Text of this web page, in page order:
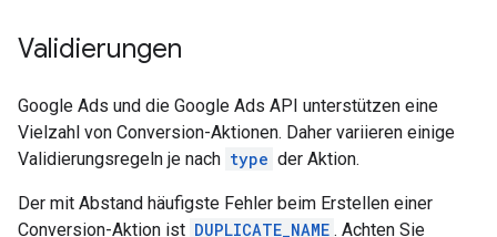
Validierungen
Google Ads und die Google Ads API unterstützen eine
Vielzahl von Conversion-Aktionen. Daher variieren einige
Validierungsregeln je nach type der Aktion.
Der mit Abstand häufigste Fehler beim Erstellen einer
Conversion-Aktion ist DUPLICATE_NAME . Achten Sie